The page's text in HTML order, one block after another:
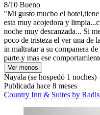
8/10 Bueno
"Mi gusto mucho el
esta muy acojedora y
noche muy descanzada... Si
poco de tristeza el ver una de
in maltratar a su companera
parte.y mas ese
Ver menos
Nayala (se hospedó 1 noches)
Publicada hace 8 meses
Country Inn & Suites by